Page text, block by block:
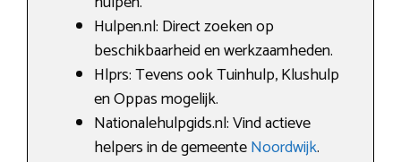
Hulpen.nl: Direct zoeken op
beschikbaarheid en werkzaamheden.
Hlprs: Tevens ook Tuinhulp, Klushulp
en Oppas mogelijk.
Nationalehulpgids.nl: Vind actieve
helpers in de gemeenteNoordwijk.